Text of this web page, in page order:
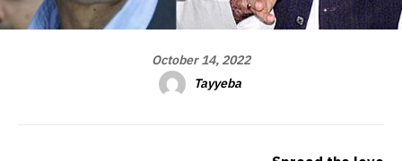
October 14, 2022
Tayyeba